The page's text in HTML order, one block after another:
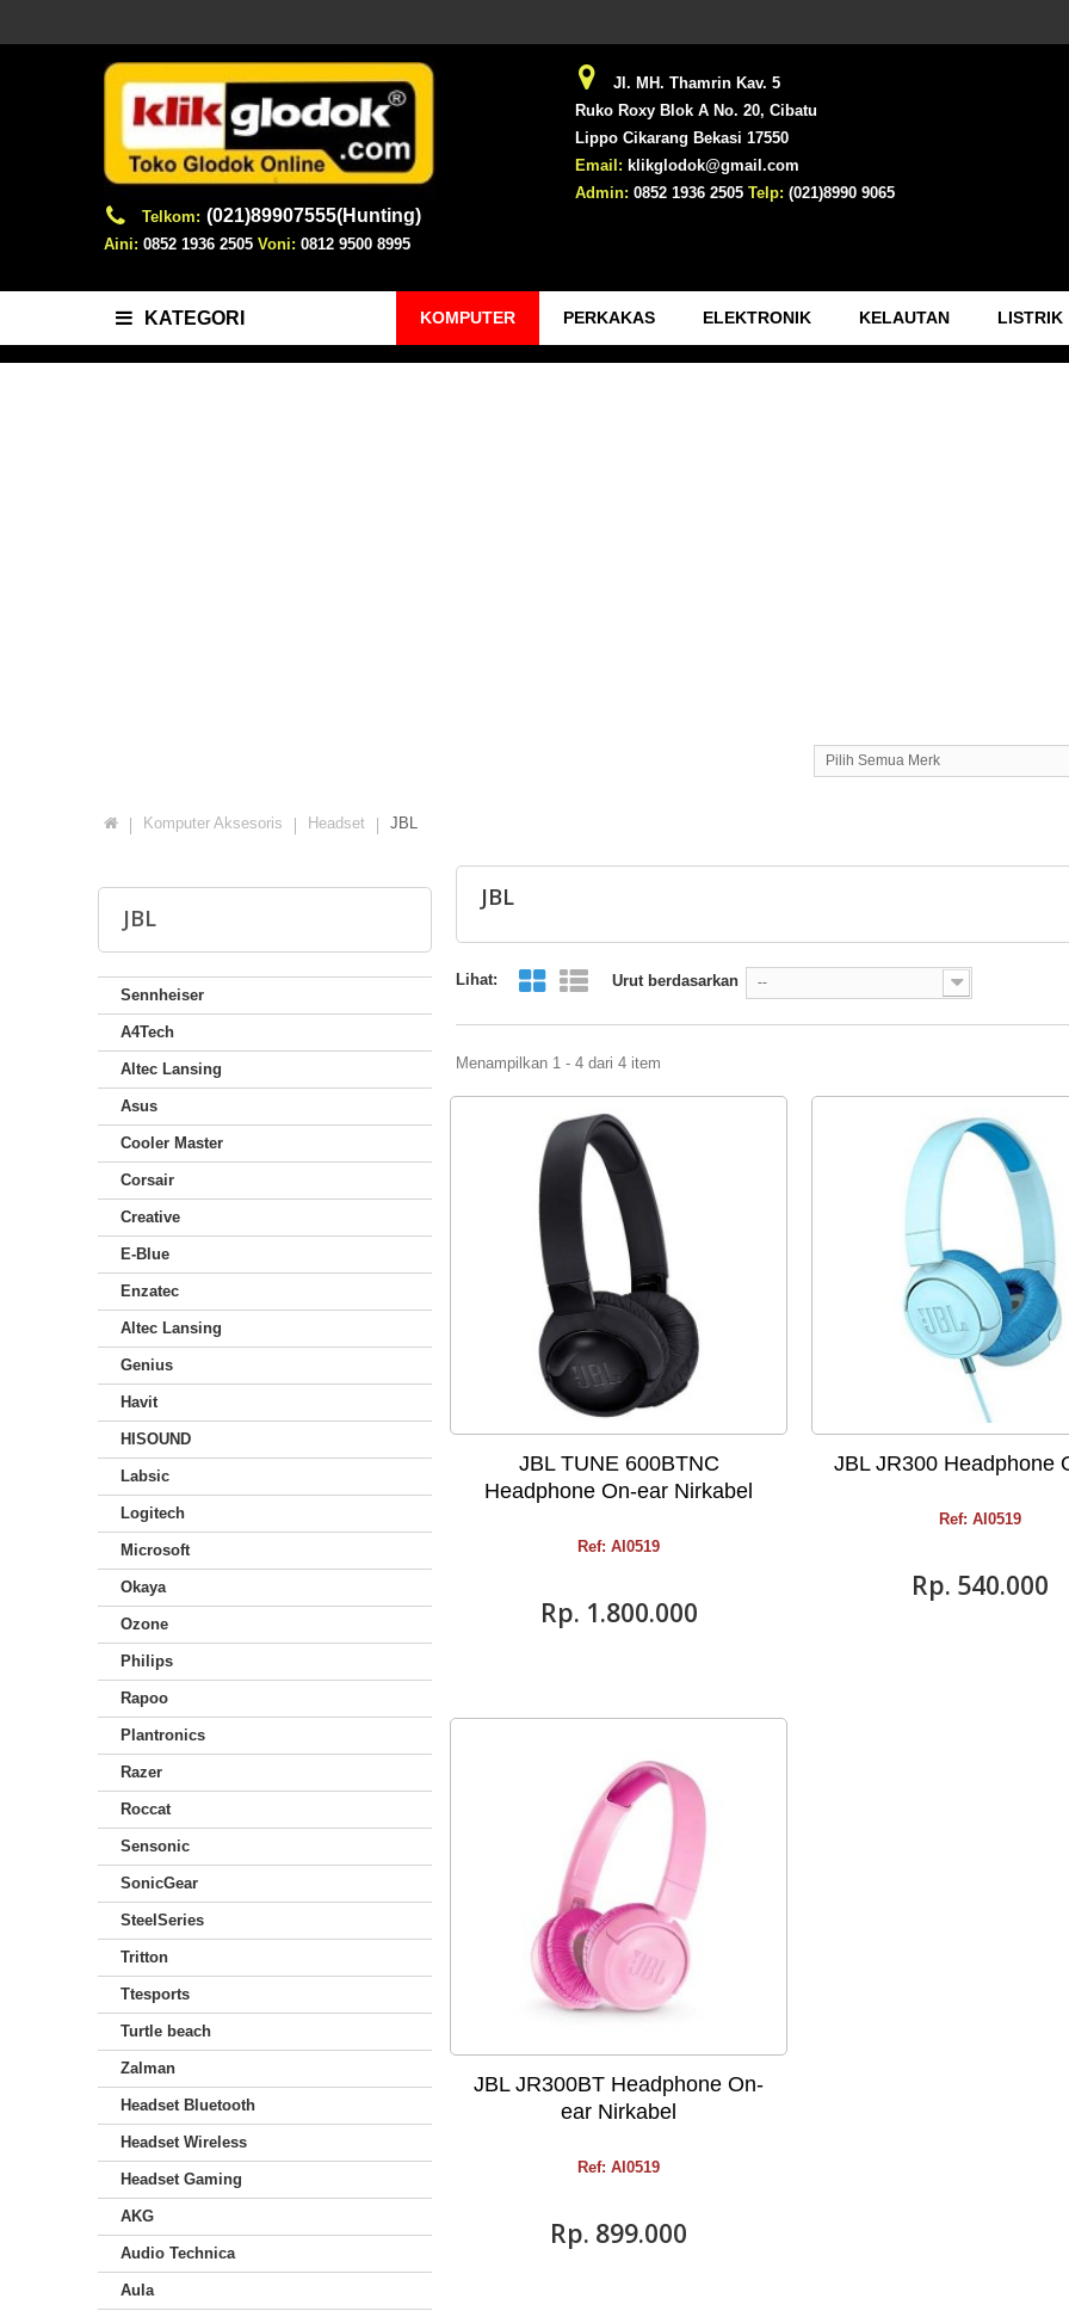
Telkom: (021)89907555(Hunting)
Aini: 0852 1936 2505 Voni: 0812 9500 8995
Jl. MH. Thamrin Kav. 5
Ruko Roxy Blok A No. 20, Cibatu
Lippo Cikarang Bekasi 17550
Email: klikglodok@gmail.com
Admin: 0852 1936 2505 Telp: (021)8990 9065
KATEGORI KOMPUTER PERKAKAS ELEKTRONIK KELAUTAN LISTRIK
Pilih Semua Merk
Komputer Aksesoris Headset JBL
JBL
Sennheiser
A4Tech
Altec Lansing
Asus
Cooler Master
Corsair
Creative
E-Blue
Enzatec
Altec Lansing
Genius
Havit
HISOUND
Labsic
Logitech
Microsoft
Okaya
Ozone
Philips
Rapoo
Plantronics
Razer
Roccat
Sensonic
SonicGear
SteelSeries
Tritton
Ttesports
Turtle beach
Zalman
Headset Bluetooth
Headset Wireless
Headset Gaming
AKG
Audio Technica
Aula
JBL
Lihat: Urut berdasarkan --
Menampilkan 1 - 4 dari 4 item
JBL TUNE 600BTNC
Headphone On-ear Nirkabel
Ref: AI0519
Rp‎. 1.800.000
JBL JR300 Headphone
Ref: AI0519
Rp‎. 540.000
JBL JR300BT Headphone On-
ear Nirkabel
Ref: AI0519
Rp‎. 899.000